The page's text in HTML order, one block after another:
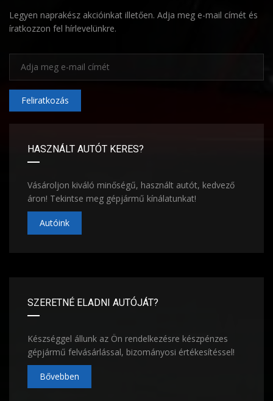
Legyen naprakész akcióinkat illetően. Adja meg e-mail címét és
íratkozzon fel hírlevelünkre.
Feliratkozás
HASZNÁLT AUTÓT KERES?
Vásároljon kiváló minőségű, használt autót, kedvező
áron! Tekintse meg gépjármű kínálatunkat!
Autóink
SZERETNÉ ELADNI AUTÓJÁT?
Készséggel állunk az Ön rendelkezésre készpénzes
gépjármű felvásárlással, bizományosi értékesítéssel!
Bővebben